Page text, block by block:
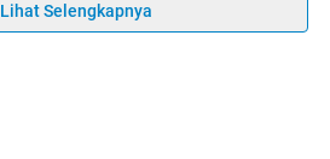
Lihat Selengkapnya